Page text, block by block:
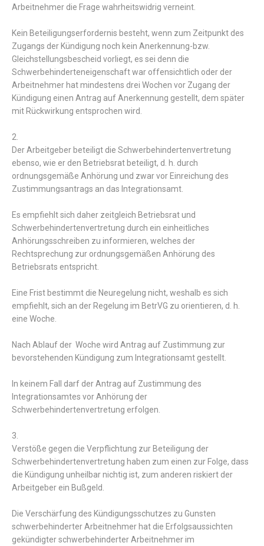
Arbeitnehmer die Frage wahrheitswidrig verneint.
Kein Beteiligungserfordernis besteht, wenn zum Zeitpunkt des
Zugangs der Kündigung noch kein Anerkennung-bzw.
Gleichstellungsbescheid vorliegt, es sei denn die
Schwerbehinderteneigenschaftwar offensichtlich oder der
Arbeitnehmer hatmindestens drei Wochen vor Zugang der
Kündigung einen Antrag aufAnerkennung gestellt, dem später
mit Rückwirkung entsprochen wird.
2.
Der Arbeitgeber beteiligt die Schwerbehindertenvertretung
ebenso, wie er den Betriebsrat beteiligt, d. h. durch
ordnungsgemäße Anhörung und zwarvor Einreichung des
Zustimmungsantrags an das Integrationsamt.
Es empfiehltsich daher zeitgleich Betriebsratund
Schwerbehindertenvertretung durch ein einheitliches
Anhörungsschreiben zu informieren, welches der
Rechtsprechung zur ordnungsgemäßen Anhörung des
Betriebsrats entspricht.
Eine Frist bestimmt die Neuregelung nicht, weshalb es sich
empfiehlt, sich an der Regelung im BetrVG zu orientieren, d. h.
eine Woche.
Nach Ablauf der Woche wird Antrag auf Zustimmung zur
bevorstehenden Kündigung zum Integrationsamt gestellt.
In keinem Fall darf derAntrag auf Zustimmung des
Integrationsamtes vorAnhörung der
Schwerbehindertenvertretung erfolgen.
3.
Verstöße gegen die Verpflichtung zur Beteiligung der
Schwerbehindertenvertretung haben zum einen zur Folge, dass
die Kündigung unheilbarnichtig ist, zum anderen riskiert der
Arbeitgeber ein Bußgeld.
Die Verschärfung des Kündigungsschutzes zu Gunsten
schwerbehinderterArbeitnehmer hat die Erfolgsaussichten
gekündigterschwerbehinderterArbeitnehmerim